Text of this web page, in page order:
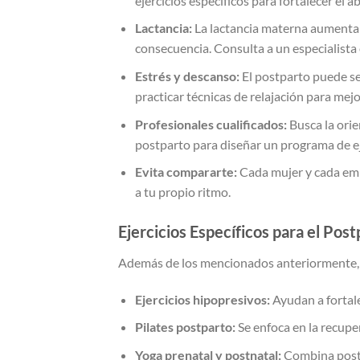
Lactancia:La lactancia materna
consecuencia. Consulta a un
Estrés y descanso:El postparto puede
practicar técnicas de relajación para
Profesionales cualificados:Busca la
postparto para diseñar un programa de
Evita compararte:Cada mujer y cada
a tu propio ritmo.
Ejercicios Específicos para el
Además de los mencionados
Ejercicios hipopresivos:Ayudan a
Pilates postparto:Se enfoca en la
Yoga prenatal y postnatal:Combina